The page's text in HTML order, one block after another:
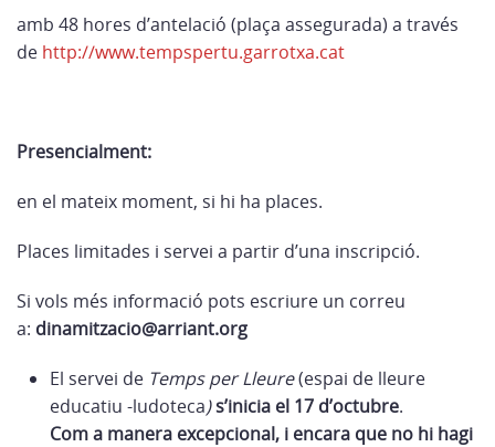
amb 48 hores d’antelació (plaça assegurada) a través
de http://www.tempspertu.garrotxa.cat
Presencialment:
en el mateix moment, si hi ha places.
Places limitades i servei a partir d’una inscripció.
Si vols més informació pots escriure un correu
a: dinamitzacio@arriant.org
El servei de Temps per Lleure(espai de lleure
educatiu -ludoteca)s’inicia el 17 d’octubre.
Com a manera excepcional, i encara que no hi hagi